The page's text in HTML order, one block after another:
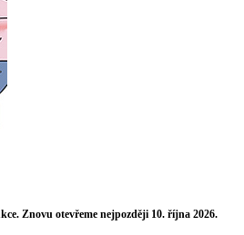
Znovu otevřeme nejpozději 10. října 2026.